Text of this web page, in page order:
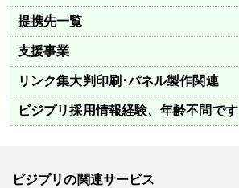
提携先一覧
支援事業
リンク集大判印刷･パネル製作関連
ビジプリ採用情報経験、年齢不問です
ビジプリの関連サービス